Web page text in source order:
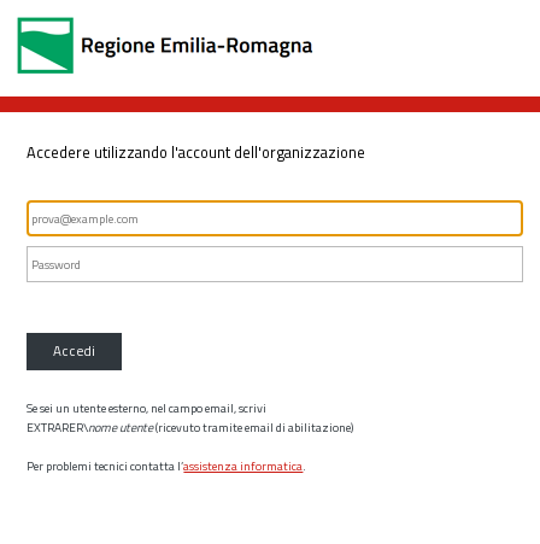
Accedere utilizzando l'account dell'organizzazione
Accedi
Se sei un utente esterno, nel campo email, scrivi
EXTRARER\nome utente(ricevuto tramite email di abilitazione)
Per problemi tecnici contatta l’assistenza informatica.